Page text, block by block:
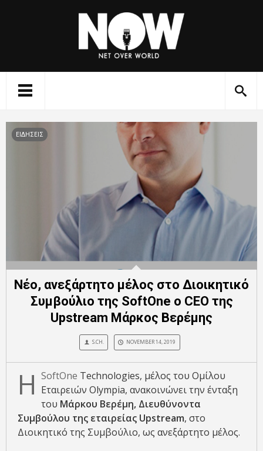
ΕΙΔΗΣΕΙΣ
Νέο, ανεξάρτητο μέλος στο Διοικητικό
Συμβούλιο της SoftOne ο CEO της
Upstream Μάρκος Βερέμης
S.CH. NOVEMBER 14, 2019
H SoftOne Technologies, μέλος του Ομίλου
Εταιρειών Olympia, ανακοινώνει την ένταξη
του Μάρκου Βερέμη, Διευθύνοντα
Συμβούλου της εταιρείας Upstream, στο
Διοικητικό της Συμβούλιο, ως ανεξάρτητο μέλος.